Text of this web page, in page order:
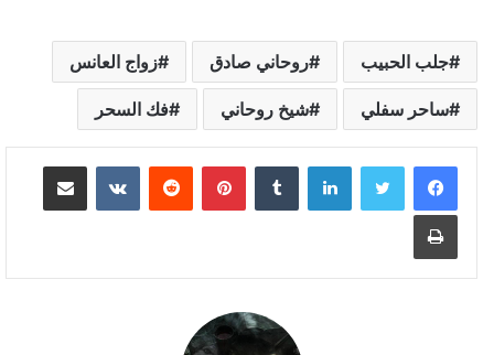
جلب الحبيب روحاني صادق زواج العانس
ساحر سفلي شيخ روحاني فك السحر
لينكدإن بينتيريست مشاركة عبر البريد
طباعة